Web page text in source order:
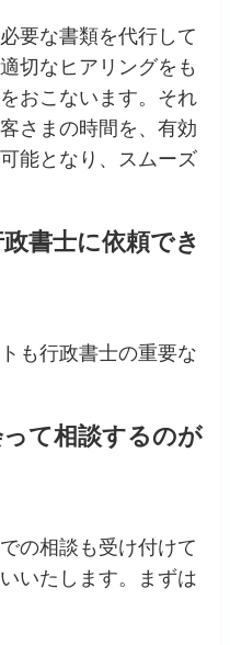
要な書類を代行して
切なヒアリングをも
おこないます。それ
さまの時間を、有効
能となり、スムーズ
書士に依頼でき
も行政書士の重要な
って相談するのが
の相談も受け付けて
いたします。まずは